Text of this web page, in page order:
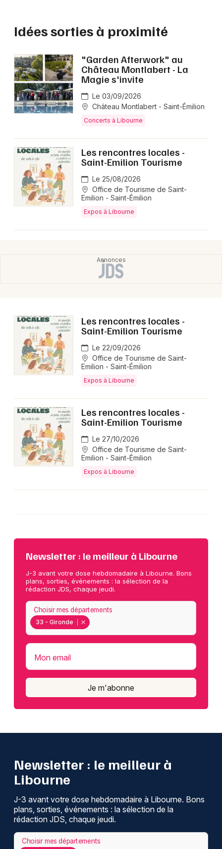
Idées sorties à proximité
"Garden Afterwork" au
Château Montlabert - La
Magie s'invite
Le 03/09/2026
Château Montlabert - Saint-Émilion
Concerts à Libourne
Les rencontres locales -
Saint-Emilion Tourisme
Le 25/08/2026
Office de Tourisme de Saint-
Emilion - Saint-Émilion
Expos à Libourne
Les rencontres locales -
Saint-Emilion Tourisme
Le 22/09/2026
Office de Tourisme de Saint-
Emilion - Saint-Émilion
Expos à Libourne
Les rencontres locales -
Saint-Emilion Tourisme
Le 27/10/2026
Office de Tourisme de Saint-
Emilion - Saint-Émilion
Expos à Libourne
Newsletter : le meilleur à Libourne
J-3 avant votre dose hebdomadaire à Libourne. Bons
plans, sorties, événements : la sélection de la
rédaction JDS, chaque jeudi.
33 - Gironde
Choisir mes départements
Mon email
Je m'abonne
Newsletter : le meilleur à
Libourne
J-3 avant votre dose hebdomadaire à Libourne. Bons
plans, sorties, événements : la sélection de la
rédaction JDS, chaque jeudi.
Choisir mes départements